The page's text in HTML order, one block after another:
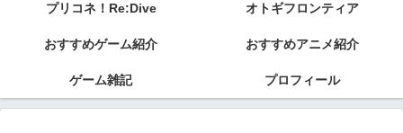
プリコネ！Re:Dive オトギフロンティア
おすすめゲーム紹介 おすすめアニメ紹介
ゲーム雑記 プロフィール